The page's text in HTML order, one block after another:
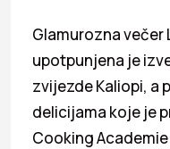
Glamurozna večer
upotpunjena je
zvijezde Kaliopi, a
delicijama koje je
Cooking